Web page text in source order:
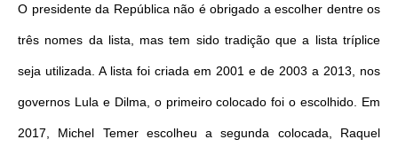
O presidente da República não é obrigado a escolher dentre os
três nomes da lista, mas tem sido tradição que a lista tríplice
seja utilizada. A lista foi criada em 2001 e de 2003 a 2013, nos
governos Lula e Dilma, o primeiro colocado foi o escolhido. Em
2017, Michel Temer escolheu a segunda colocada, Raquel